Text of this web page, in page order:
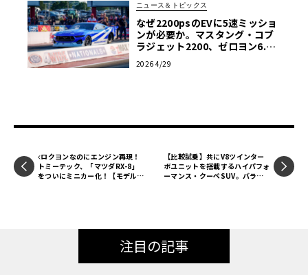
ニュース＆トピックス
なぜ2200psのEVに5速ミッショ
ンが必要か。マスタング・コブ
ラジェット2200、ゼロヨン6.76
2026 4/29
ロクヨンなのにエンジン再現！
トミーテック、「マツダRX-8」
をついにミニカー化！【モデルカ
【比較試乗】共にV8ツインター
ボユニットを搭載するハイパフォ
ーマンス・クーペSUV。バラン
注目の記事